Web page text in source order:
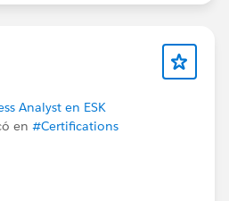
Analyst en ESK
en #Certifications